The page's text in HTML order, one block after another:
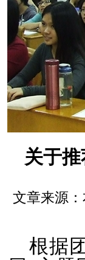
关于
文章来源
根据